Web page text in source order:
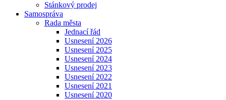
Stánkový prodej
Samospráva
Rada města
Jednací řád
Usnesení 2026
Usnesení 2025
Usnesení 2024
Usnesení 2023
Usnesení 2022
Usnesení 2021
Usnesení 2020